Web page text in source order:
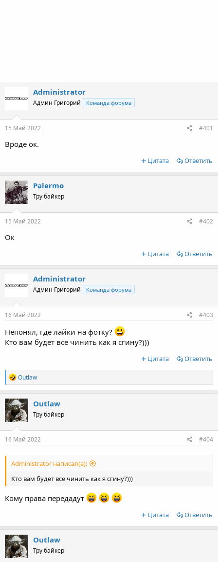
Administrator
Админ Григорий Команда форума
15 Май 2022 #401
Вроде ок.
Цитата Ответить
Palermo
Тру байкер
15 Май 2022 #402
Ок
Цитата Ответить
Administrator
Админ Григорий Команда форума
16 Май 2022 #403
Непонял, где лайки на фотку?
Кто вам будет все чинить как я сгину?)))
Цитата Ответить
R
e
a
c
t
i
o
n
s
Outlaw
Outlaw
Тру байкер
16 Май 2022 #404
Administrator написал(а):
Кто вам будет все чинить как я сгину?)))
Кому права передадут
Цитата Ответить
Outlaw
Тру байкер